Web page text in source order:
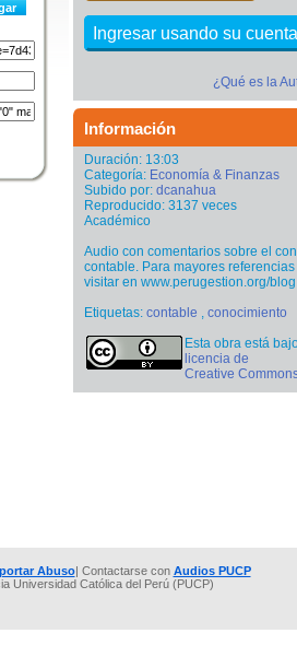
Ingresar usando su cuenta
¿Qué es la
Información
Duración: 13:03
Categoría: Economía & Finanzas
Subido por: dcanahua
Reproducido: 3137 veces
Académico
Audio con comentarios sobre el
contable. Para mayores
visitar en www.perugestion.org/blog
Etiquetas: contable , conocimiento
Esta obra está
licencia de
Creative
Abuso| Contactarse con Audios PUCP
Universidad Católica del Perú (PUCP)